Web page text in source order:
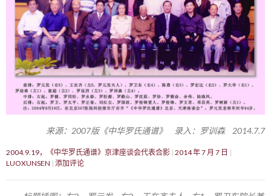
来源：2007版《中华罗氏通谱》 录入：罗训森 2014.7.7
2004.9.19，《中华罗氏通谱》京津座谈会代表合影 2014 年 7 月 7 日
LUOXUNSEN 添加评论